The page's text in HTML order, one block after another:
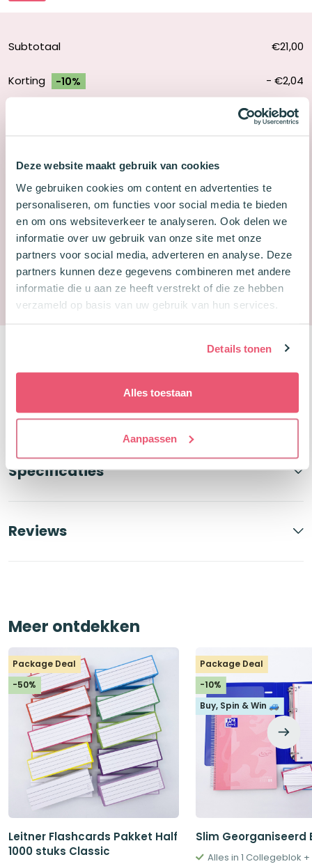
Deze website maakt gebruik van cookies
We gebruiken cookies om content en advertenties te
personaliseren, om functies voor social media te bieden
en om ons websiteverkeer te analyseren. Ook delen we
informatie over uw gebruik van onze site met onze
partners voor social media, adverteren en analyse. Deze
partners kunnen deze gegevens combineren met andere
informatie die u aan ze heeft verstrekt of die ze hebben
verzameld op basis van uw gebruik van hun services.
Details tonen
Alles toestaan
Aanpassen
Subtotaal €21,00
Korting -10% - €2,04
€18,96
Leitner
Flashcards
Pakket
Half
stuks
Pastel
aantal
In winkelwagen
Nu besteld, overmorgen in huis
Gratis verzending NL vanaf €25,-
Gratis verzending BE vanaf €50,-
30 dagen gratis retour
Je verdient190spaarpunten
Productbeschrijving
Specificaties
Reviews
Meer ontdekken
Package Deal
-50%
Leitner Flashcards Pakket Half
1000 stuks Classic
Package Deal
-10%
Buy, Spin & Win 🚙
Slim Georganiseerd